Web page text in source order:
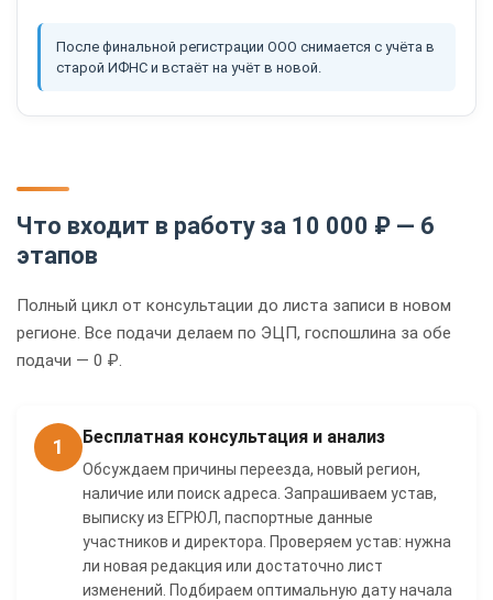
После финальной регистрации ООО снимается с учёта в
старой ИФНС и встаёт на учёт в новой.
Что входит в работу за 10 000 ₽ — 6
этапов
Полный цикл от консультации до листа записи в новом
регионе. Все подачи делаем по ЭЦП, госпошлина за обе
подачи — 0 ₽.
1 Бесплатная консультация и анализ
Обсуждаем причины переезда, новый регион,
наличие или поиск адреса. Запрашиваем устав,
выписку из ЕГРЮЛ, паспортные данные
участников и директора. Проверяем устав: нужна
ли новая редакция или достаточно лист
изменений. Подбираем оптимальную дату начала